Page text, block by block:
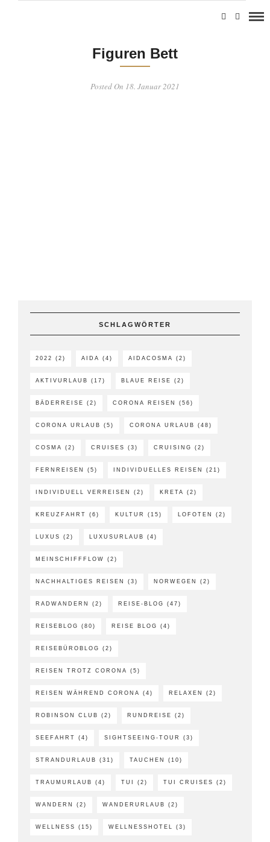
Figuren Bett
Posted On 18. Januar 2021
SCHLAGWÖRTER
2022 (2) AIDA (4) AIDACOSMA (2)
AKTIVURLAUB (17) BLAUE REISE (2)
BÄDERREISE (2) CORONA REISEN (56)
CORONA URLAUB (5) CORONA URLAUB (48)
COSMA (2) CRUISES (3) CRUISING (2)
FERNREISEN (5) INDIVIDUELLES REISEN (21)
INDIVIDUELL VERREISEN (2) KRETA (2)
KREUZFAHRT (6) KULTUR (15) LOFOTEN (2)
LUXUS (2) LUXUSURLAUB (4)
MEINSCHIFFFLOW (2)
NACHHALTIGES REISEN (3) NORWEGEN (2)
RADWANDERN (2) REISE-BLOG (47)
REISEBLOG (80) REISE BLOG (4)
REISEBÜROBLOG (2)
REISEN TROTZ CORONA (5)
REISEN WÄHREND CORONA (4) RELAXEN (2)
ROBINSON CLUB (2) RUNDREISE (2)
SEEFAHRT (4) SIGHTSEEING-TOUR (3)
STRANDURLAUB (31) TAUCHEN (10)
TRAUMURLAUB (4) TUI (2) TUI CRUISES (2)
WANDERN (2) WANDERURLAUB (2)
WELLNESS (15) WELLNESSHOTEL (3)